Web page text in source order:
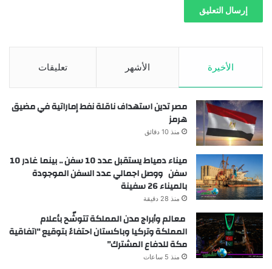
الأخيرة الأشهر تعليقات
مصر تدين استهداف ناقلة نفط إماراتية في مضيق
هرمز
منذ 10 دقائق
ميناء دمياط يستقبل عدد 10 سفن .. بينما غادر 10
سفن ووصل اجمالي عدد السفن الموجودة
بالميناء 26 سفينة
منذ 28 دقيقة
معالم وأبراج مدن المملكة تتوشّح بأعلام
المملكة وتركيا وباكستان احتفاءً بتوقيع “اتفاقية
مكة للدفاع المشترك”
منذ 5 ساعات